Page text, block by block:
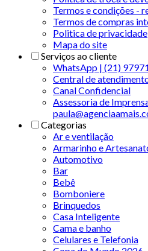
Termos e condições -
Termos de compras
Politica de privacidade
Mapa do site
Serviços ao cliente
WhatsApp | (21)
Central de
Canal Confidencial
Assessoria de
Categorias
Ar e ventilação
Armarinho e
Automotivo
Bar
Bebê
Bomboniere
Brinquedos
Casa Inteligente
Cama e banho
Celulares e Telefonia